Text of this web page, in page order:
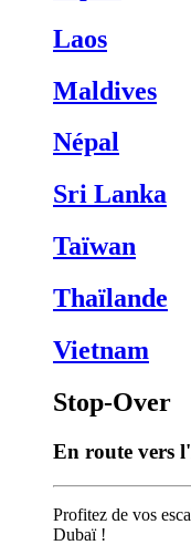
Laos
Maldives
Népal
Sri Lanka
Taïwan
Thaïlande
Vietnam
Stop-Over
En route vers
Profitez de vos
Dubaï !